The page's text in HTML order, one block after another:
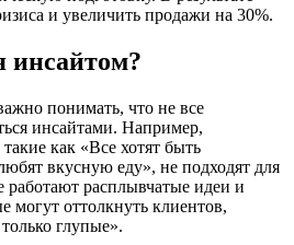
и увеличить продажи на 30%.
инсайтом?
понимать, что не все
инсайтами. Например,
как «Все хотят быть
вкусную еду», не подходят для
работают расплывчатые идеи и
могут оттолкнуть клиентов,
глупые».